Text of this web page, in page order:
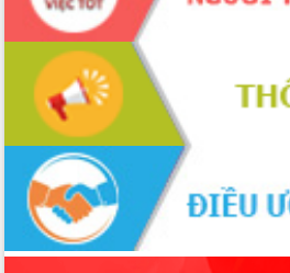
Kết nối tour, đẩy mạnh chuyển đổi số
để phát triển du lịch Đắk Lắk
Khởi động Dự án Đầu tư xây dựng hạ
tầng kỹ thuật Cụm công nghiệp Tân
Tiến
Gặp mặt các cơ quan báo chí nhân Kỷ
niệm 101 năm Ngày Báo chí Cách
mạng Việt Nam
Đắk Lắk sơ kết 4 năm triển khai thực
hiện Đề án 06 của Chính phủ
Họp báo thông tin về Hội nghị Công bố